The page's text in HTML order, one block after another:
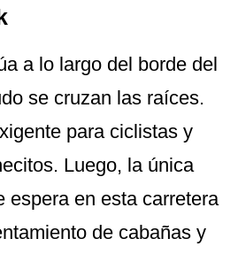
a lo largo del borde del
se cruzan las raíces.
para ciclistas y
Luego, la única
espera en esta carretera
de cabañas y